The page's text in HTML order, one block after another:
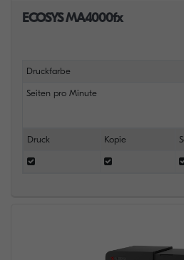
ECOSYS MA4000fx
Druckfarbe
Seiten pro Minute
Druck Kopie